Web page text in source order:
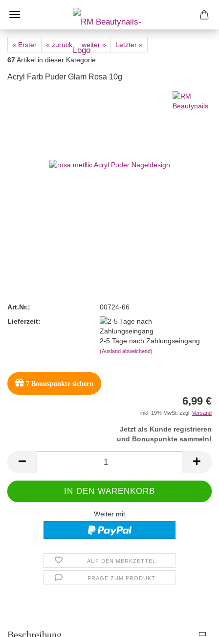
« Erster « zurück weiter »
Letzter »
67Artikel in dieser Kategorie
Acryl Farb Puder Glam Rosa 10g
Art.Nr.:
00724-66
Lieferzeit:
2-5 Tage nach Zahlungseingang
(Ausland abweichend)
7 Bonuspunkte sichern
6,99 €
inkl. 19% MwSt. zzgl. Versand
Jetzt als Kunde registrieren
und Bonuspunkte sammeln!
Weiter mit
AUF DEN MERKZETTEL
FRAGE ZUM PRODUKT
Beschreibung